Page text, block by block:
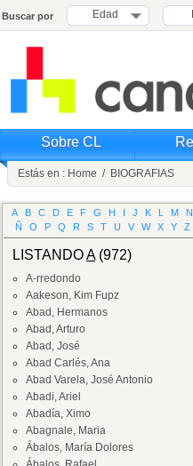
Buscar por Edad
Sobre CL
Estás en : Home / BIOGRAFIAS
A B C D E F G H I J K L M
N
Ñ
O P Q R S T U V W X Y Z
LISTANDOA(972)
A-rredondo
Aakeson, Kim Fupz
Abad, Hermanos
Abad, Arturo
Abad, José
Abad Carlés, Ana
Abad Varela, José Antonio
Abadi, Ariel
Abadía, Ximo
Abagnale, Maria
Ábalos, María Dolores